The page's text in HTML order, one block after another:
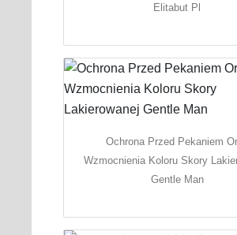
Elitabut Pl
Ochrona Przed Pekaniem
Wzmocnienia Koloru Skory
Gentle Man